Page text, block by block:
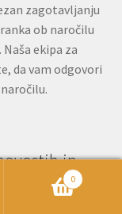
zagotavljanju
ob naročilu
ekipa za
da vam odgovori
in
0